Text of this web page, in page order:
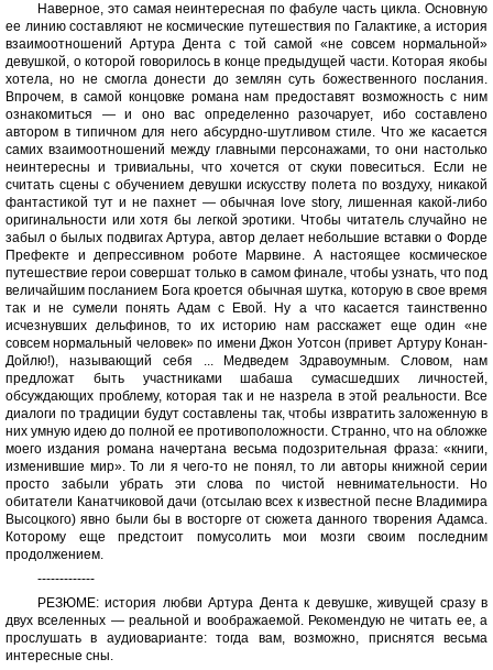
Наверное, это самая неинтересная по фабуле часть цикла. Основную
ее линию составляют не космические путешествия по Галактике, а история
взаимоотношений Артура Дента с той самой «не совсем нормальной»
девушкой, о которой говорилось в конце предыдущей части. Которая якобы
хотела, но не смогла донести до землян суть божественного послания.
Впрочем, в самой концовке романа нам предоставят возможность с ним
ознакомиться — и оно вас определенно разочарует, ибо составлено
автором в типичном для него абсурдно-шутливом стиле. Что же касается
самих взаимоотношений между главными персонажами, то они настолько
неинтересны и тривиальны, что хочется от скуки повеситься. Если не
считать сцены с обучением девушки искусству полета по воздуху, никакой
фантастикой тут и не пахнет — обычная love story, лишенная какой-либо
оригинальности или хотя бы легкой эротики. Чтобы читатель случайно не
забыл о былых подвигах Артура, автор делает небольшие вставки о Форде
Префекте и депрессивном роботе Марвине. А настоящее космическое
путешествие герои совершат только в самом финале, чтобы узнать, что под
величайшим посланием Бога кроется обычная шутка, которую в свое время
так и не сумели понять Адам с Евой. Ну а что касается таинственно
исчезнувших дельфинов, то их историю нам расскажет еще один «не
совсем нормальный человек» по имени Джон Уотсон (привет Артуру Конан-
Дойлю!), называющий себя ... Медведем Здравоумным. Словом, нам
предложат быть участниками шабаша сумасшедших личностей,
обсуждающих проблему, которая так и не назрела в этой реальности. Все
диалоги по традиции будут составлены так, чтобы извратить заложенную в
них умную идею до полной ее противоположности. Странно, что на обложке
моего издания романа начертана весьма подозрительная фраза: «книги,
изменившие мир». То ли я чего-то не понял, то ли авторы книжной серии
просто забыли убрать эти слова по чистой невнимательности. Но
обитатели Канатчиковой дачи (отсылаю всех к известной песне Владимира
Высоцкого) явно были бы в восторге от сюжета данного творения Адамса.
Которому еще предстоит помусолить мои мозги своим последним
продолжением.
-------------
РЕЗЮМЕ: история любви Артура Дента к девушке, живущей сразу в
двух вселенных — реальной и воображаемой. Рекомендую не читать ее, а
прослушать в аудиоварианте: тогда вам, возможно, приснятся весьма
интересные сны.